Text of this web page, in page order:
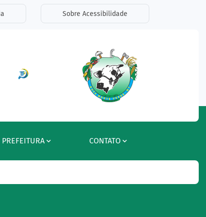
Sobre Acessibilidade
a Rede Social Facebook
a Rede Social Instagram
Acessar a Rede Social Radar
PREFEITURA CONTATO